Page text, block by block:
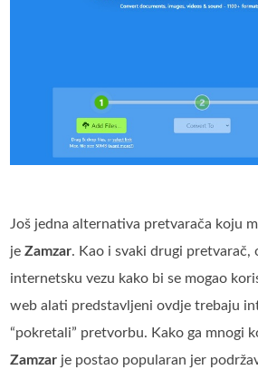
Još jedna alternativa pretvarača koju
jeZamzar. Kao i svaki drugi pretvarač,
internetsku vezu kako bi se mogao
web alati predstavljeni ovdje trebaju
“pokretali” pretvorbu. Kako ga mnogi
Zamzar je postao popularan jer